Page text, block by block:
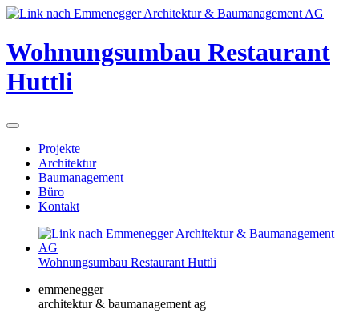
Wohnungsumbau Restaurant
Huttli
Projekte
Architektur
Baumanagement
Büro
Kontakt
Wohnungsumbau Restaurant Huttli
emmenegger
architektur & baumanagement ag